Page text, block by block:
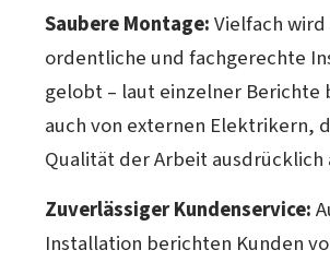
Saubere Montage:Vielfach
ordentliche und fachgerechte
gelobt – laut einzelner Berichte
auch von externen Elektrikern,
Qualität der Arbeit ausdrücklich
Zuverlässiger Kundenservice:
Installation berichten Kunden